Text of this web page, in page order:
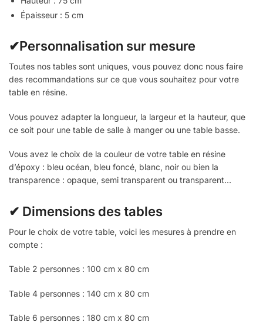
Épaisseur : 5 cm
✔Personnalisation sur mesure
Toutes nos tables sont uniques, vous pouvez donc nous faire
des recommandations sur ce que vous souhaitez pour votre
table en résine.
Vous pouvez adapter la longueur, la largeur et la hauteur, que
ce soit pour une table de salle à manger ou une table basse.
Vous avez le choix de la couleur de votre table en résine
d’époxy : bleu océan, bleu foncé, blanc, noir ou bien la
transparence : opaque, semi transparent ou transparent…
✔ Dimensions des tables
Pour le choix de votre table, voici les mesures à prendre en
compte :
Table 2 personnes : 100 cm x 80 cm
Table 4 personnes : 140 cm x 80 cm
Table 6 personnes : 180 cm x 80 cm